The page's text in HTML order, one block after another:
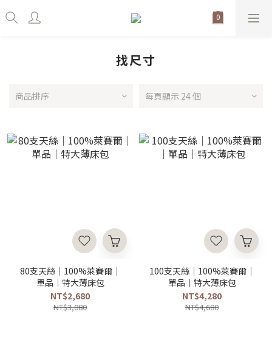
找尺寸
商品排序 每頁顯示 24 個
80支天絲｜100%萊賽爾｜
單品｜特大薄床包
NT$2,680
NT$3,080
100支天絲｜100%萊賽爾｜
單品｜特大薄床包
NT$4,280
NT$4,680